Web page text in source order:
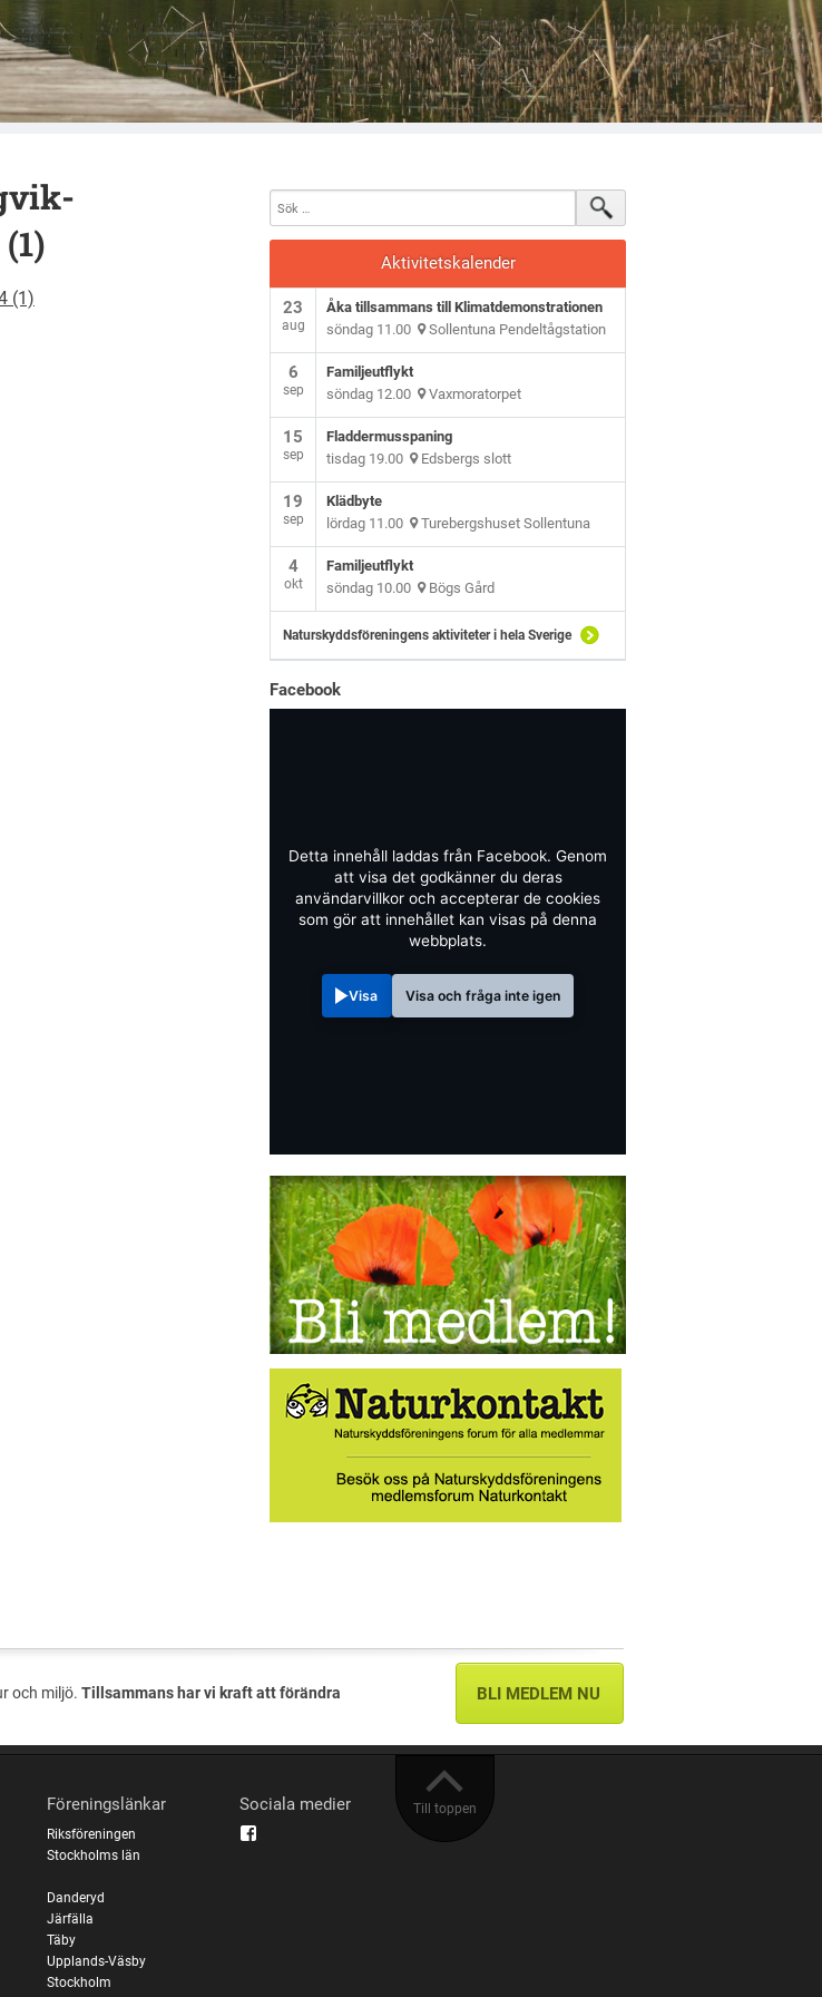
(1)
Aktivitetskalender
23
aug
Åka tillsammans till Klimatdemonstrationen
söndag 11.00 Sollentuna Pendeltågstation
6
sep
Familjeutflykt
söndag 12.00 Vaxmoratorpet
15
sep
Fladdermusspaning
tisdag 19.00 Edsbergs slott
19
sep
Klädbyte
lördag 11.00 Turebergshuset Sollentuna
4
okt
Familjeutflykt
söndag 10.00 Bögs Gård
Naturskyddsföreningens aktiviteter i hela Sverige
Facebook
Detta innehåll laddas från Facebook. Genom
att visa det godkänner du deras
användarvillkor och accepterar de cookies
som gör att innehållet kan visas på denna
webbplats.
Visa Visa och fråga inte igen
och miljö. Tillsammans har vi kraft att förändra BLI MEDLEM NU
Till toppen
Föreningslänkar
Riksföreningen
Stockholms län
Danderyd
Järfälla
Täby
Upplands-Väsby
Stockholm
Sociala medier